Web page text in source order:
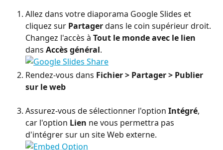
Allez dans votre diaporama Google Slides et
cliquez sur Partager dans le coin supérieur droit.
Changez l'accès à Tout le monde avec le lien
dans Accès général.
Rendez-vous dans Fichier > Partager > Publier
sur le web
Assurez-vous de sélectionner l'option Intégré,
car l'option Lien ne vous permettra pas
d'intégrer sur un site Web externe.